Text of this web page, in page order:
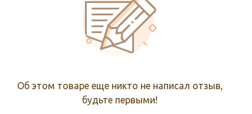
Об этом товаре еще никто не написал отзыв,
будьте первыми!